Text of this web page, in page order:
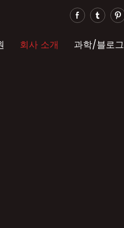
회사 소개 과학/블로그